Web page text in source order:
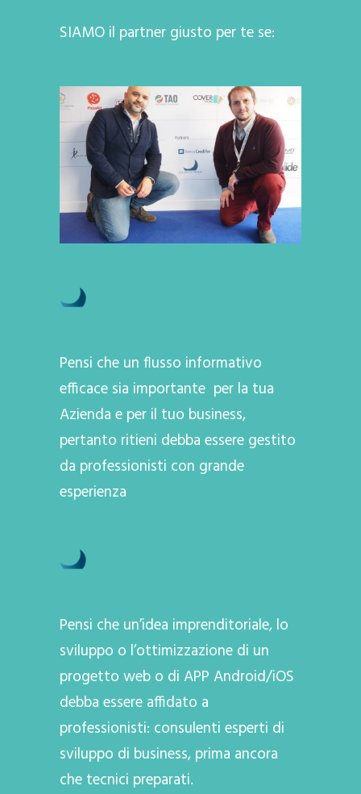
SIAMO il partner giusto per te se:
Pensi che un flusso informativo
efficace sia importante per la tua
Azienda e per il tuo business,
pertanto ritieni debba essere gestito
da professionisti con grande
esperienza
Pensi che un’idea imprenditoriale, lo
sviluppo o l’ottimizzazione di un
progetto web o di APP Android/iOS
debba essere affidato a
professionisti: consulenti esperti di
sviluppo di business, prima ancora
che tecnici preparati.